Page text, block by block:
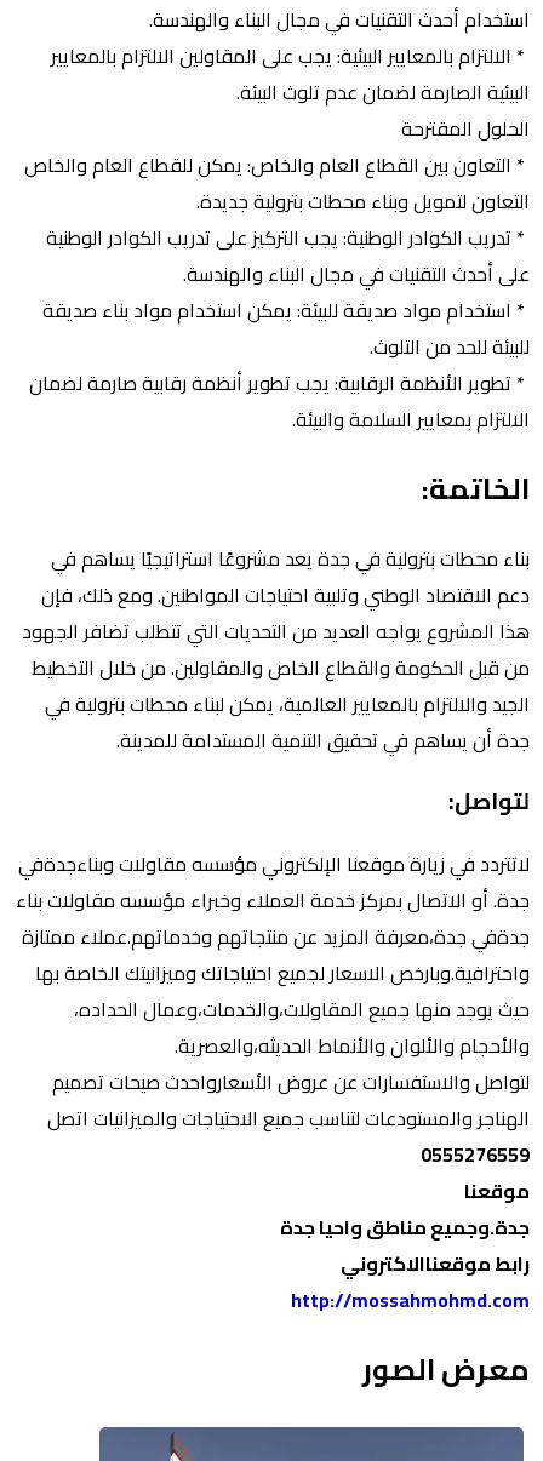
استخدام أحدث التقنيات في مجال البناء والهندسة.
* الالتزام بالمعايير البيئية: يجب على المقاولين الالتزام بالمعايير
البيئية الصارمة لضمان عدم تلوث البيئة.
الحلول المقترحة
* التعاون بين القطاع العام والخاص: يمكن للقطاع العام والخاص
التعاون لتمويل وبناء محطات بترولية جديدة.
* تدريب الكوادر الوطنية: يجب التركيز على تدريب الكوادر الوطنية
على أحدث التقنيات في مجال البناء والهندسة.
* استخدام مواد صديقة للبيئة: يمكن استخدام مواد بناء صديقة
للبيئة للحد من التلوث.
* تطوير الأنظمة الرقابية: يجب تطوير أنظمة رقابية صارمة لضمان
الالتزام بمعايير السلامة والبيئة.
الخاتمة:
بناء محطات بترولية في جدة يعد مشروعًا استراتيجيًا يساهم في
دعم الاقتصاد الوطني وتلبية احتياجات المواطنين. ومع ذلك، فإن
هذا المشروع يواجه العديد من التحديات التي تتطلب تضافر الجهود
من قبل الحكومة والقطاع الخاص والمقاولين. من خلال التخطيط
الجيد والالتزام بالمعايير العالمية، يمكن لبناء محطات بترولية في
جدة أن يساهم في تحقيق التنمية المستدامة للمدينة.
لتواصل:
لاتتردد في زيارة موقعنا الإلكتروني مؤسسه مقاولات وبناءجدةفي
جدة. أو الاتصال بمركز خدمة العملاء وخبراء مؤسسه مقاولات بناء
جدةفي جدة،معرفة المزيد عن منتجاتهم وخدماتهم.عملاء ممتازة
واحترافية.وبارخص الاسعار لجميع احتياجاتك وميزانيتك الخاصة بها
حيث يوجد منها جميع المقاولات،والخدمات،وعمال الحداده،
والأحجام والألوان والأنماط الحديثه،والعصرية.
لتواصل والاستفسارات عن عروض الأسعارواحدث صيحات تصميم
الهناجر والمستودعات لتناسب جميع الاحتياجات والميزانيات اتصل
0555276559
موقعنا
جدة.وجميع مناطق واحيا جدة
رابط موقعناالاكتروني
http://mossahmohmd.com
معرض الصور